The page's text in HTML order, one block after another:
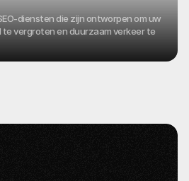
diensten die zijn ontworpen om uw
vergroten en duurzaam verkeer te